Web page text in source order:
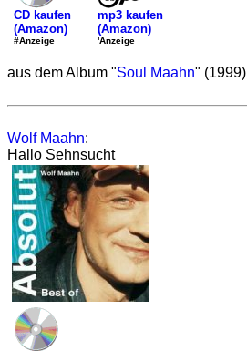
CD kaufen
(Amazon)
#Anzeige
mp3 kaufen
(Amazon)
'Anzeige
aus dem Album "Soul Maahn" (1999)
Wolf Maahn:
Hallo Sehnsucht